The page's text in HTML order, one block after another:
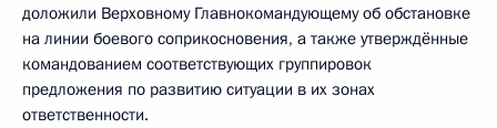
доложили Верховному Главнокомандующему об обстановке
на линии боевого соприкосновения, а также утверждённые
командованием соответствующих группировок
предложения по развитию ситуации в их зонах
ответственности.